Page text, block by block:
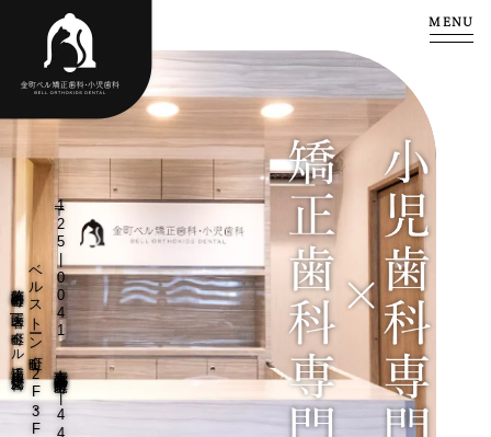
MENU
葛飾区金町の歯医者 | 金町ベル矯正歯科・小児歯科 〒125|0041 東京都葛飾区東金町1|44|16
ベルストーン金町 2F・3F